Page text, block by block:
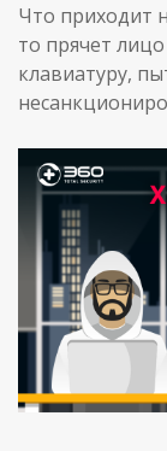
Что приходит
то прячет
клавиатуру,